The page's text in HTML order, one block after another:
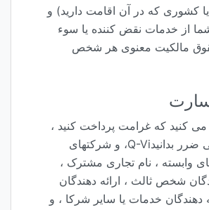
یا کشوری که در آن اقامت دارید) و
شما از خدمات نقض کننده یا سوء
مالکیت معنوی هر شخص
کنید که غرامت پرداخت کنید ،
دفاع کنید و بی ضرر بدانیدQ-Vi، و شرکتهای
وابسته ، نام تجاری مشترک ،
شخص ثالث ، ارائه دهندگان
دهندگان خدمات یا سایر شرکا ، و